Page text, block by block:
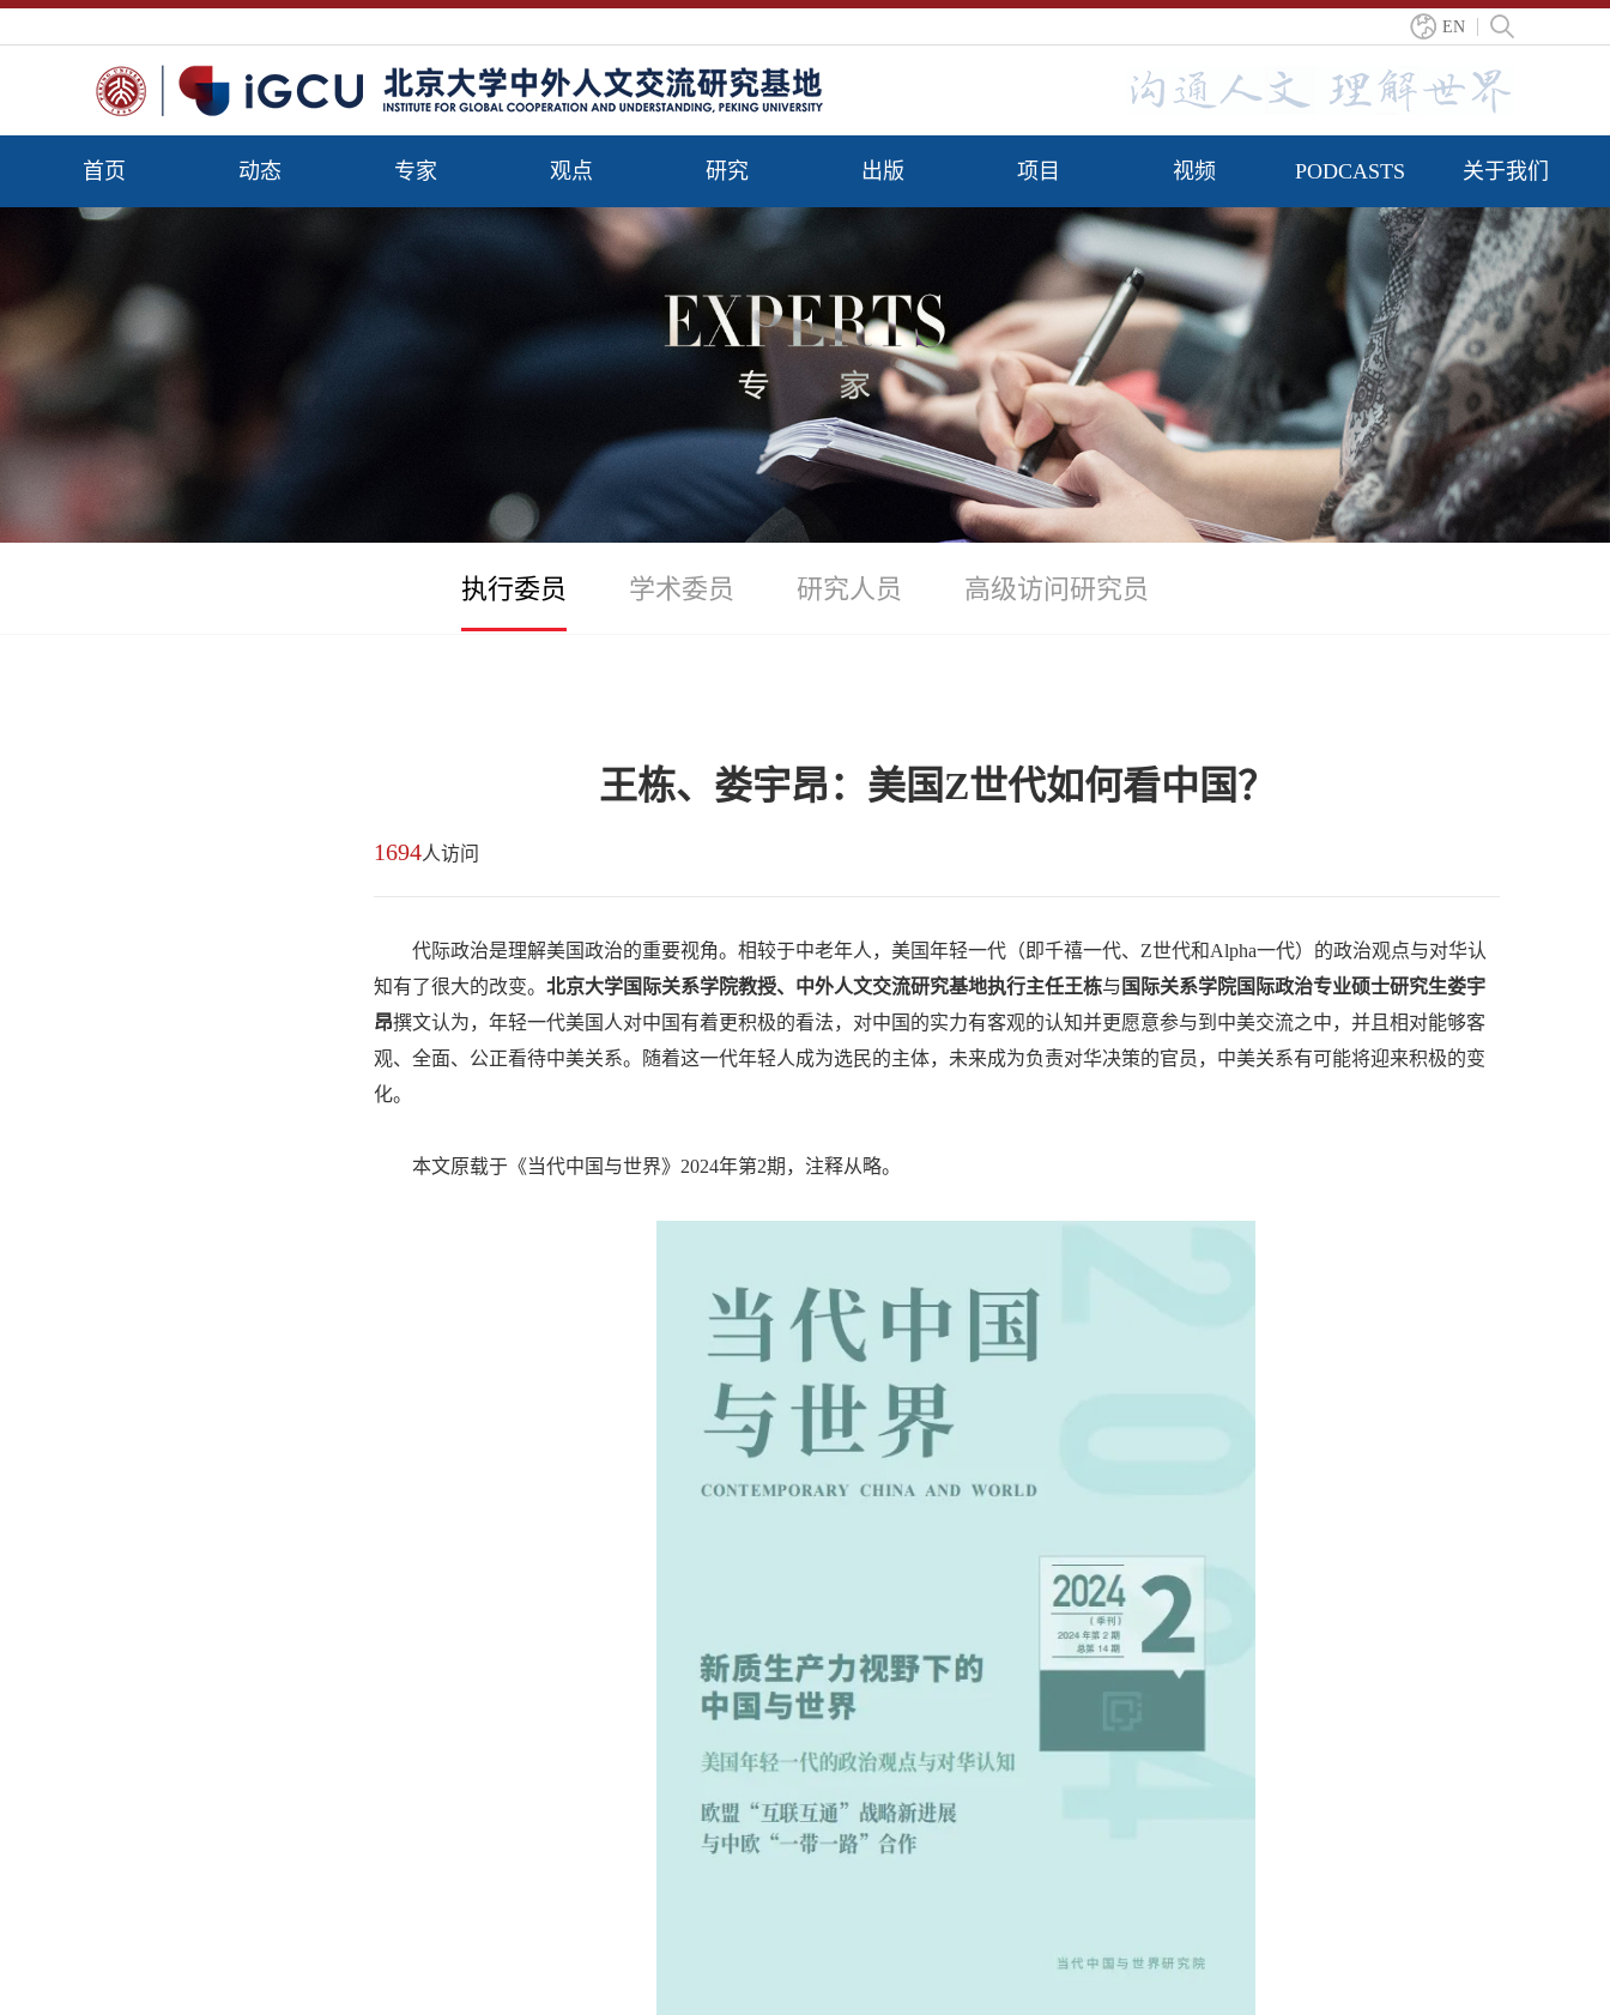
EN
首页 动态 专家 观点 研究 出版 项目 视频 PODCASTS 关于我们
执行委员 学术委员 研究人员 高级访问研究员
王栋、娄宇昂：美国Z世代如何看中国？
1694人访问
代际政治是理解美国政治的重要视角。相较于中老年人，美国年轻一代（即千禧一代、Z世代和Alpha一代）的政治观点与对华认
知有了很大的改变。 北京大学国际关系学院教授、中外人文交流研究基地执行主任王栋与 国际关系学院国际政治专业硕士研究生娄宇
昂撰文认为，年轻一代美国人对中国有着更积极的看法，对中国的实力有客观的认知并更愿意参与到中美交流之中，并且相对能够客
观、全面、公正看待中美关系。随着这一代年轻人成为选民的主体，未来成为负责对华决策的官员，中美关系有可能将迎来积极的变
化。
本文原载于《当代中国与世界》2024年第2期，注释从略。